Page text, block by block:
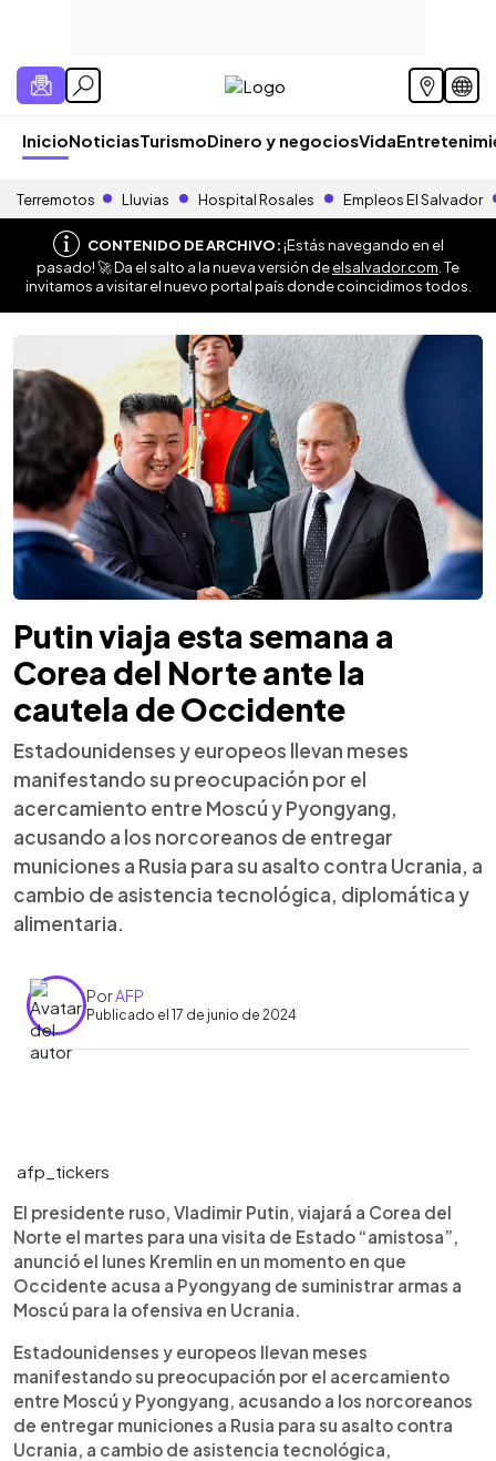
InicioNoticiasTurismoDinero y negociosVida
Terremotos Lluvias Hospital Rosales Empleos El Salvador
CONTENIDO DE ARCHIVO:¡Estás navegando en el
pasado! 🚀 Da el salto a la nueva versión deelsalvador.com . Te
invitamos a visitar el nuevo portal país donde coincidimos todos.
Putin viaja esta semana a
Corea del Norte ante la
cautela de Occidente
Estadounidenses y europeos llevan meses
manifestando su preocupación por el
acercamiento entre Moscú y Pyongyang,
acusando a los norcoreanos de entregar
municiones a Rusia para su asalto contra Ucrania, a
cambio de asistencia tecnológica, diplomática y
alimentaria.
PorAFP
Publicado el 17 de junio de 2024
afp_tickers
El presidente ruso, Vladimir Putin, viajará a Corea del
Norte el martes para una visita de Estado “amistosa”,
anunció el lunes Kremlin en un momento en que
Occidente acusa a Pyongyang de suministrar armas a
Moscú para la ofensiva en Ucrania.
Estadounidenses y europeos llevan meses
manifestando su preocupación por el acercamiento
entre Moscú y Pyongyang, acusando a los norcoreanos
de entregar municiones a Rusia para su asalto contra
Ucrania, a cambio de asistencia tecnológica,